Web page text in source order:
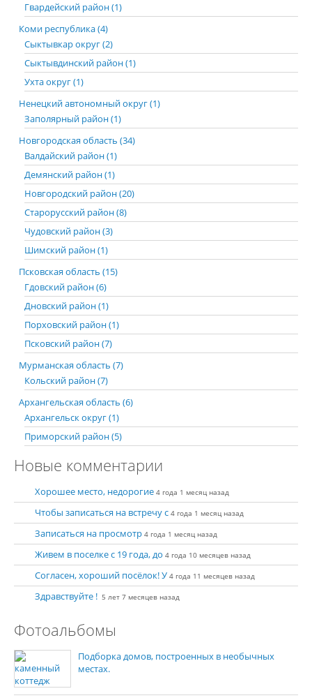
Гвардейский район (1)
Коми республика (4)
Сыктывкар округ (2)
Сыктывдинский район (1)
Ухта округ (1)
Ненецкий автономный округ (1)
Заполярный район (1)
Новгородская область (34)
Валдайский район (1)
Демянский район (1)
Новгородский район (20)
Старорусский район (8)
Чудовский район (3)
Шимский район (1)
Псковская область (15)
Гдовский район (6)
Дновский район (1)
Порховский район (1)
Псковский район (7)
Мурманская область (7)
Кольский район (7)
Архангельская область (6)
Архангельск округ (1)
Приморский район (5)
Новые комментарии
Хорошее место, недорогие 4 года 1 месяц назад
Чтобы записаться на встречу с 4 года 1 месяц назад
Записаться на просмотр 4 года 1 месяц назад
Живем в поселке с 19 года, до 4 года 10 месяцев назад
Согласен, хороший посёлок! У 4 года 11 месяцев назад
Здравствуйте ! 5 лет 7 месяцев назад
Фотоальбомы
Подборка домов, построенных в необычных
местах.